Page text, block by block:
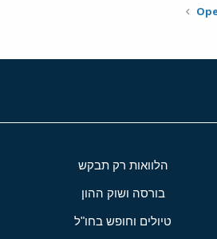
הלוואות רק תבקש
בורסה ושוק ההון
טיולים וחופש בחו"ל